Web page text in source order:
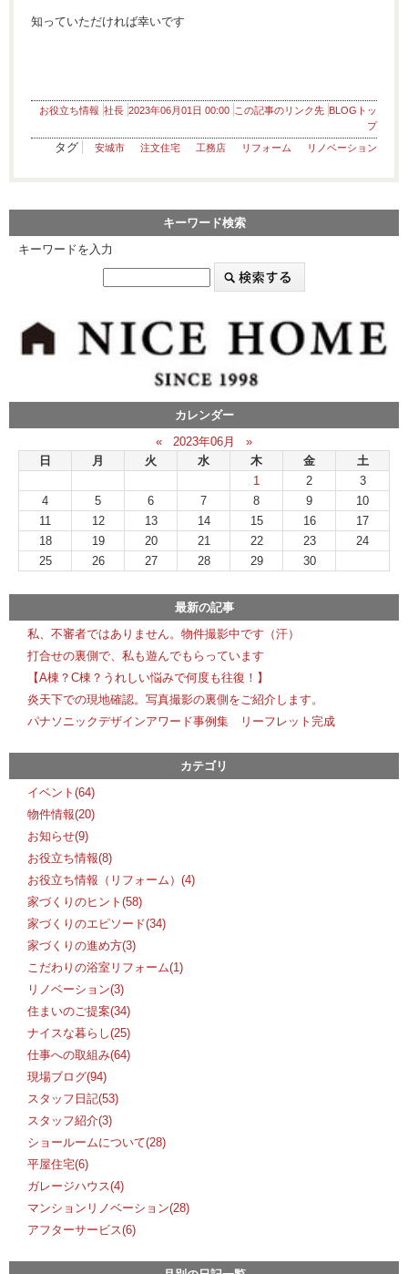
知っていただければ幸いです
お役立ち情報 社長 2023年06月01日 00:00 この記事のリンク先 BLOGトッ
プ
タグ 安城市 注文住宅 工務店 リフォーム リノベーション
キーワード検索
キーワードを入力
カレンダー
«
2023年06月
»
日
月 火 水 木 金
土
1
2
3
4
5 6 7 8 9
10
11
12 13 14 15 16
17
18
19 20 21 22 23
24
25
26 27 28 29 30
最新の記事
私、不審者ではありません。物件撮影中です（汗）
打合せの裏側で、私も遊んでもらっています
【A棟？C棟？うれしい悩みで何度も往復！】
炎天下での現地確認。写真撮影の裏側をご紹介します。
パナソニックデザインアワード事例集 リーフレット完成
カテゴリ
イベント(64)
物件情報(20)
お知らせ(9)
お役立ち情報(8)
お役立ち情報（リフォーム）(4)
家づくりのヒント(58)
家づくりのエピソード(34)
家づくりの進め方(3)
こだわりの浴室リフォーム(1)
リノベーション(3)
住まいのご提案(34)
ナイスな暮らし(25)
仕事への取組み(64)
現場ブログ(94)
スタッフ日記(53)
スタッフ紹介(3)
ショールームについて(28)
平屋住宅(6)
ガレージハウス(4)
マンションリノベーション(28)
アフターサービス(6)